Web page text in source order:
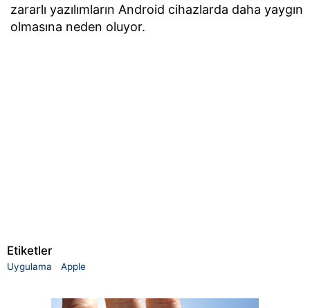
zararlı yazılımların Android cihazlarda daha yaygın
olmasına neden oluyor.
Etiketler
Uygulama Apple